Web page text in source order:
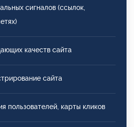
сигналов (ссылок,
качеств сайта
сайта
пользователей, карты кликов